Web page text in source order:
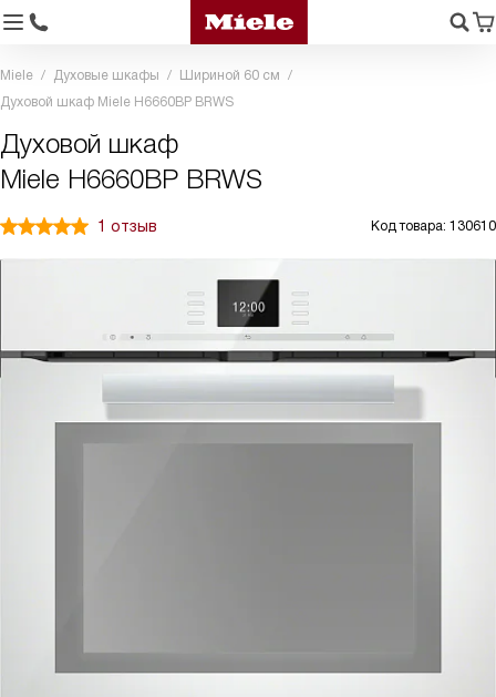
Miele Духовые шкафы
Шириной 60 см
Духовой шкаф Miele H6660BP BRWS
Духовой шкаф
Miele H6660BP BRWS
1 отзыв Код товара: 130610